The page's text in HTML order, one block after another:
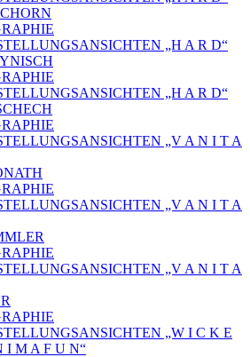
„H A R D“
„H A R D“
„V A N I T A
„V A N I T A
„V A N I T A
„W I C K E
I M A F U N“